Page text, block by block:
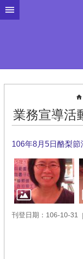
跳到主要內容區塊
業務宣導活
106年8月5日酪梨節
刊登日期：106-10-31